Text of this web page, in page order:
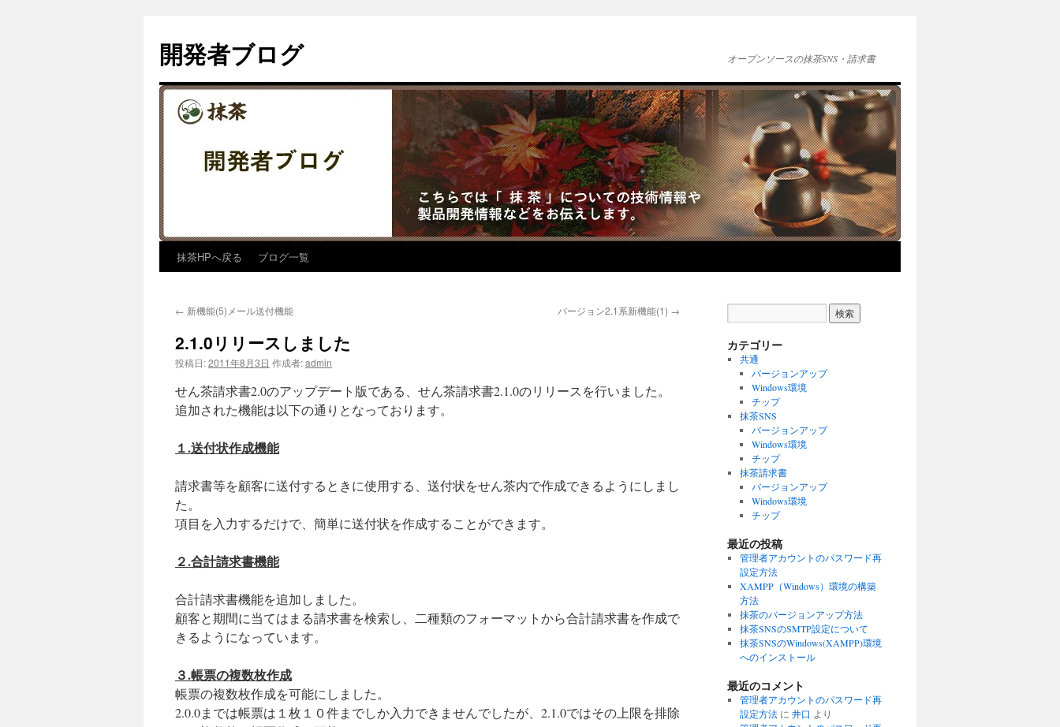
テ
ン
へ
ス
キ
ッ
プ
開発者ブログ オープンソースの抹茶SNS・請求書
抹茶HPへ戻る ブログ一覧
← 新機能(5)メール送付機能 バージョン2.1系新機能(1) →
2.1.0リリースしました
投稿日:2011年8月3日 作成者:admin
せん茶請求書2.0のアップデート版である、せん茶請求書2.1.0のリリースを行いました。
追加された機能は以下の通りとなっております。
１.送付状作成機能
請求書等を顧客に送付するときに使用する、送付状をせん茶内で作成できるようにしまし
た。
項目を入力するだけで、簡単に送付状を作成することができます。
２.合計請求書機能
合計請求書機能を追加しました。
顧客と期間に当てはまる請求書を検索し、二種類のフォーマットから合計請求書を作成で
きるようになっています。
３.帳票の複数枚作成
帳票の複数枚作成を可能にしました。
2.0.0までは帳票は１枚１０件までしか入力できませんでしたが、2.1.0ではその上限を排除
カテゴリー
共通
バージョンアップ
Windows環境
チップ
抹茶SNS
バージョンアップ
Windows環境
チップ
抹茶請求書
バージョンアップ
Windows環境
チップ
最近の投稿
管理者アカウントのパスワード再
設定方法
XAMPP（Windows）環境の構築
方法
抹茶のバージョンアップ方法
抹茶SNSのSMTP設定について
抹茶SNSのWindows(XAMPP)環境
へのインストール
最近のコメント
管理者アカウントのパスワード再
設定方法に 井口 より